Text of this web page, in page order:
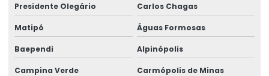
Presidente Olegário Carlos Chagas
Matipó Águas Formosas
Baependi Alpinópolis
Campina Verde Carmópolis de Minas